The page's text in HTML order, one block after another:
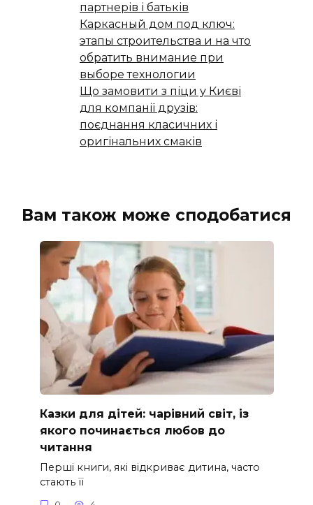
партнерів і батьків
Каркасный дом под ключ:
этапы строительства и на что
обратить внимание при
выборе технологии
Що замовити з піци у Києві
для компанії друзів:
поєднання класичних і
оригінальних смаків
Вам також може сподобатися
Казки для дітей: чарівний світ, із
якого починається любов до
читання
Перші книги, які відкриває дитина, часто
стають її